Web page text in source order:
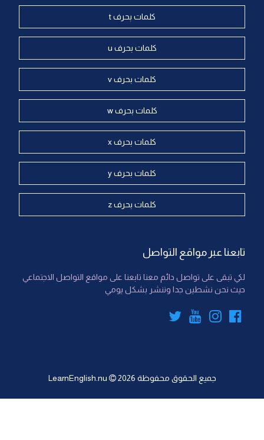
كلمات بحرف t
كلمات بحرف u
كلمات بحرف v
كلمات بحرف w
كلمات بحرف x
كلمات بحرف y
كلمات بحرف z
تابعنا عبر مواقع التواصل
لكي تبقى على تواصل دائم معنا تابعنا على مواقع التواصل الاجتماعي
حيث نحن نشطين جدا وننشر بشكل يومي
جميع الحقوق محفوظة LearnEnglish.nu 2026